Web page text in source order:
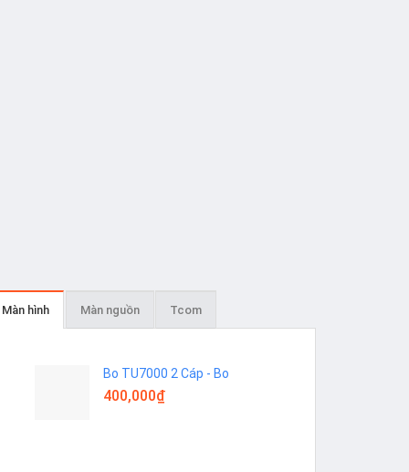
số lượng
Màn hình Màn nguồn Tcom
Bo TU7000 2 Cáp - Bo
400,000₫